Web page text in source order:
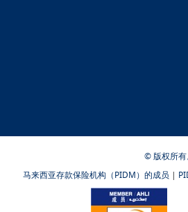
© 版权所
马来西亚存款保险机构（PIDM）的成员 |